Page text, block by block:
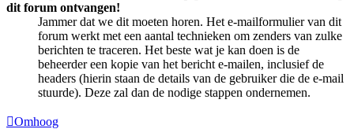
dit forum ontvangen!
Jammer dat we dit moeten horen. Het e-mailformulier van dit
forum werkt met een aantal technieken om zenders van zulke
berichten te traceren. Het beste wat je kan doen is de
beheerder een kopie van het bericht e-mailen, inclusief de
headers (hierin staan de details van de gebruiker die de e-mail
stuurde). Deze zal dan de nodige stappen ondernemen.
Omhoog